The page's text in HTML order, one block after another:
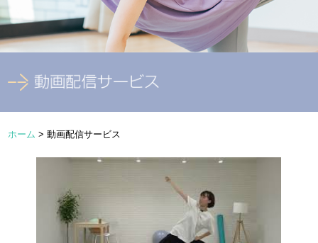
ホーム >動画配信サービス